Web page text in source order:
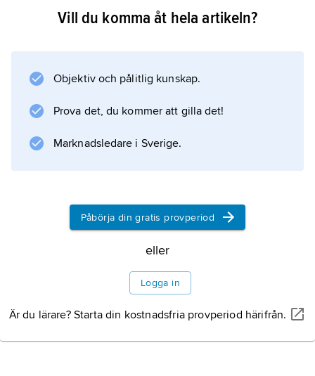
enkla
stenfundament. Från härden steg röken mot
en öppning i taket; särskild skorsten saknades.
de värmde upp rummet, lyste upp det och
Information om artikeln
Vill du komma åt hela artikeln?
Objektiv och pålitlig kunskap.
Prova det, du kommer att gilla det!
Marknadsledare i Sverige.
Påbörja din gratis provperiod
eller
Logga in
Är du lärare? Starta din kostnadsfria provperiod härifrån.